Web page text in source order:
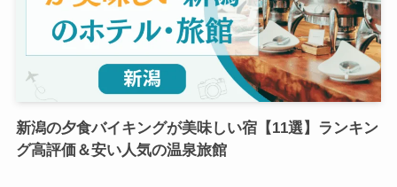
新潟の夕食バイキングが美味しい宿【11選】ランキン
グ高評価＆安い人気の温泉旅館